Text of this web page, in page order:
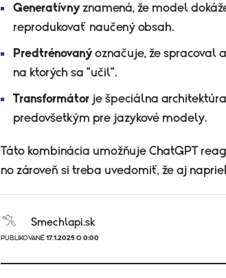
Generatívnyznamená, že model
reprodukovať naučený obsah.
Predtrénovanýoznačuje, že spracoval
na ktorých sa "učil".
Transformátor je špeciálna
predovšetkým pre jazykové modely.
Táto kombinácia umožňuje ChatGPT
no zároveň si treba uvedomiť, že aj
Smechlapi.sk
PUBLIKOVANÉ 17.1.2025 O 0:00